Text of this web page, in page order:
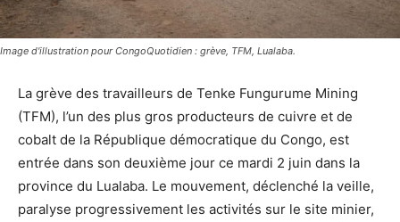
Image d'illustration pour CongoQuotidien : grève, TFM, Lualaba.
La grève des travailleurs de Tenke Fungurume Mining
(TFM), l’un des plus gros producteurs de cuivre et de
cobalt de la République démocratique du Congo, est
entrée dans son deuxième jour ce mardi 2 juin dans la
province du Lualaba. Le mouvement, déclenché la veille,
paralyse progressivement les activités sur le site minier,